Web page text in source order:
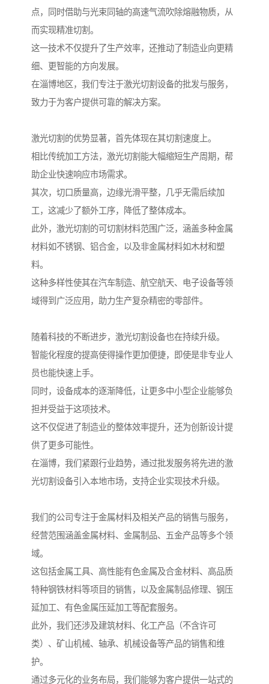
点，同时借助与光束同轴的高速气流吹除熔融物质，从
而实现精准切割。
这一技术不仅提升了生产效率，还推动了制造业向更精
细、更智能的方向发展。
在淄博地区，我们专注于激光切割设备的批发与服务，
致力于为客户提供可靠的解决方案。
激光切割的优势显著，首先体现在其切割速度上。
相比传统加工方法，激光切割能大幅缩短生产周期，帮
助企业快速响应市场需求。
其次，切口质量高，边缘光滑平整，几乎无需后续加
工，这减少了额外工序，降低了整体成本。
此外，激光切割的可切割材料范围广泛，涵盖多种金属
材料如不锈钢、铝合金，以及非金属材料如木材和塑
料。
这种多样性使其在汽车制造、航空航天、电子设备等领
域得到广泛应用，助力生产复杂精密的零部件。
随着科技的不断进步，激光切割设备也在持续升级。
智能化程度的提高使得操作更加便捷，即使是非专业人
员也能快速上手。
同时，设备成本的逐渐降低，让更多中小型企业能够负
担并受益于这项技术。
这不仅促进了制造业的整体效率提升，还为创新设计提
供了更多可能性。
在淄博，我们紧跟行业趋势，通过批发服务将先进的激
光切割设备引入本地市场，支持企业实现技术升级。
我们的公司专注于金属材料及相关产品的销售与服务，
经营范围涵盖金属材料、金属制品、五金产品等多个领
域。
这包括金属工具、高性能有色金属及合金材料、高品质
特种钢铁材料等项目的销售，以及金属制品修理、钢压
延加工、有色金属压延加工等配套服务。
此外，我们还涉及建筑材料、化工产品（不含许可
类）、矿山机械、轴承、机械设备等产品的销售和维
护。
通过多元化的业务布局，我们能够为客户提供一站式的